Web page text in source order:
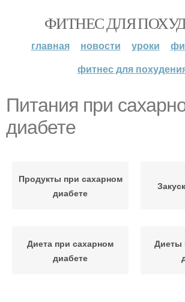
ФИТНЕС ДЛЯ
главная новости уроки
фитнес для
Питания при
диабете
Продукты при сахарном
диабете
Диета при сахарном
диабете
Диеты